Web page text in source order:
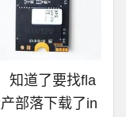
知道了要找fla
部落下载了in